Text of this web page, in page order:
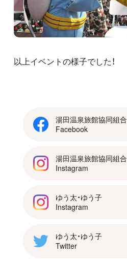
以上イベントの様子でした！
湯田温泉旅館協同組合
Facebook
湯田温泉旅館協同組合
Instagram
ゆう太・ゆう子
Instagram
ゆう太・ゆう子
Twitter